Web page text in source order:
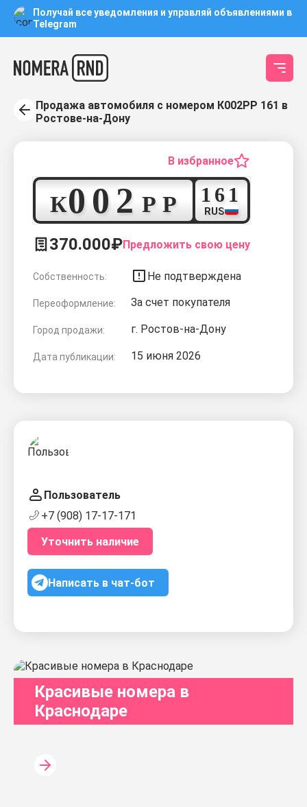
Получай все уведомления и управляй объявлениями в
Telegram
Продажа автомобиля с номером К002РР 161 в
Ростове-на-Дону
В избранное
К0
0
2
Р
Р 1
61
RUS
370.000₽Предложить свою цену
Собственность: Не подтверждена
Переоформление: За счет покупателя
Город продажи: г. Ростов-на-Дону
Дата публикации: 15 июня 2026
Пользователь
+7 (908) 17-17-171
Уточнить наличие
Написать в чат-бот
Красивые номера в
Краснодаре